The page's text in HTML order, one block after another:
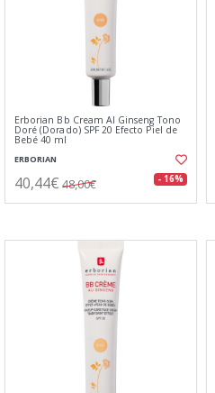
Erborian Bb Cream Al Ginseng Tono
Doré (Dorado) SPF 20 Efecto Piel de
Bebé 40 ml
ERBORIAN
40,44€ 48,00€ - 16%